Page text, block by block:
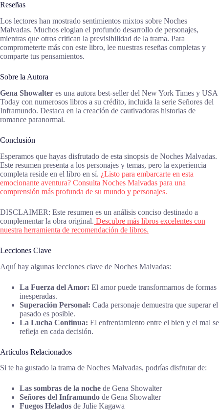
Reseñas
Los lectores han mostrado sentimientos mixtos sobre Noches
Malvadas. Muchos elogian el profundo desarrollo de personajes,
mientras que otros critican la previsibilidad de la trama. Para
comprometerte más con este libro, lee nuestras reseñas completas y
comparte tus pensamientos.
Sobre la Autora
Gena Showalter es una autora best-seller del New York Times y USA
Today con numerosos libros a su crédito, incluida la serie Señores del
Inframundo. Destaca en la creación de cautivadoras historias de
romance paranormal.
Conclusión
Esperamos que hayas disfrutado de esta sinopsis de Noches Malvadas.
Este resumen presenta a los personajes y temas, pero la experiencia
completa reside en el libro en sí. ¿Listo para embarcarte en esta
emocionante aventura? Consulta Noches Malvadas para una
comprensión más profunda de su mundo y personajes.
DISCLAIMER: Este resumen es un análisis conciso destinado a
complementar la obra original. Descubre más libros excelentes con
nuestra herramienta de recomendación de libros.
Lecciones Clave
Aquí hay algunas lecciones clave de Noches Malvadas:
La Fuerza del Amor: El amor puede transformarnos de formas
inesperadas.
Superación Personal: Cada personaje demuestra que superar el
pasado es posible.
La Lucha Continua: El enfrentamiento entre el bien y el mal se
refleja en cada decisión.
Artículos Relacionados
Si te ha gustado la trama de Noches Malvadas, podrías disfrutar de:
Las sombras de la noche de Gena Showalter
Señores del Inframundo de Gena Showalter
Fuegos Helados de Julie Kagawa